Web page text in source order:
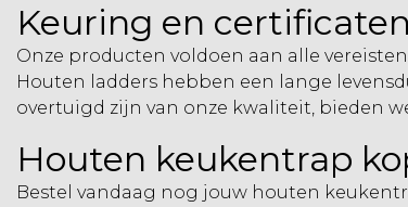
Keuring en
Onze producten voldoen aan alle
Houten ladders hebben een lange
overtuigd zijn van onze kwaliteit, bieden
Houten keukentrap
Bestel vandaag nog jouw houten